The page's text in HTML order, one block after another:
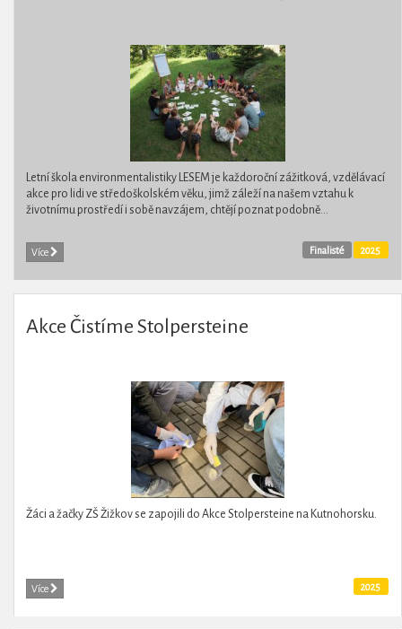
Letní škola environmentalistiky LESEM je každoroční zážitková, vzdělávací
akce pro lidi ve středoškolském věku, jimž záleží na našem vztahu k
životnímu prostředí i sobě navzájem, chtějí poznat podobně...
Více 2025
Finalisté
Akce Čistíme Stolpersteine
Žáci a žačky ZŠ Žižkov se zapojili do Akce Stolpersteine na Kutnohorsku.
Více 2025